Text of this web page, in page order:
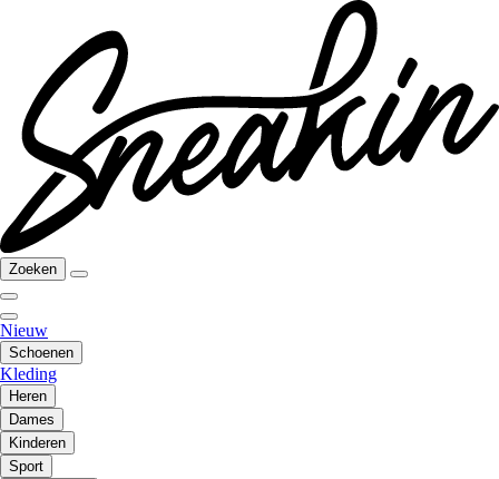
Zoeken
Nieuw
Schoenen
Kleding
Heren
Dames
Kinderen
Sport